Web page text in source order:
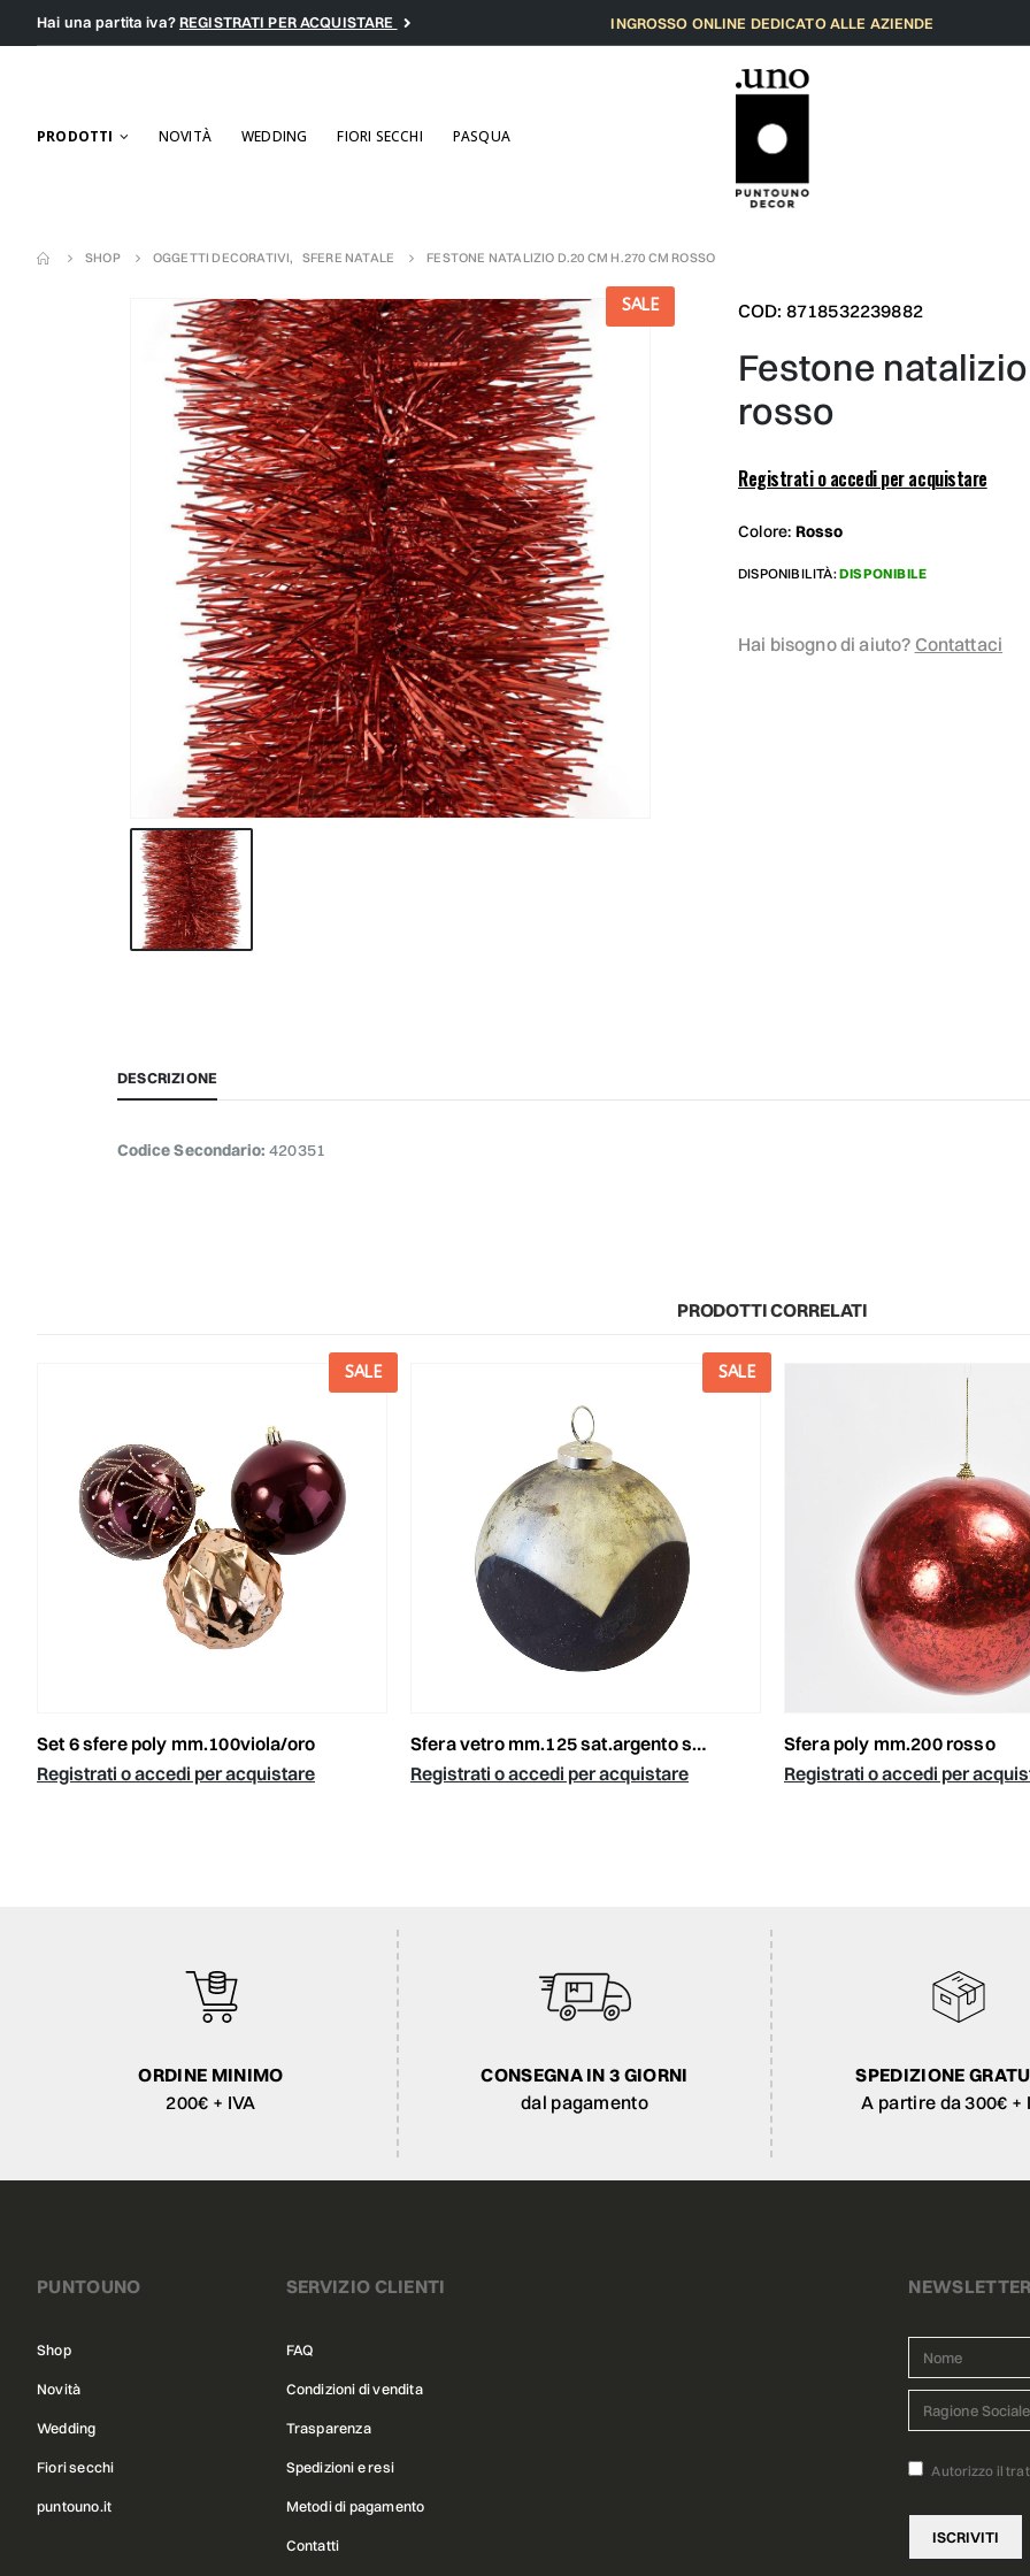
Hai una partita iva?REGISTRATI PER ACQUISTARE INGROSSO ONLINE DEDICATO ALLE AZIENDE
PRODOTTI NOVITÀ WEDDING FIORI SECCHI PASQUA
SHOP OGGETTI DECORATIVI, SFERE NATALE FESTONE NATALIZIO D.20 CM H.270 CM ROSSO
SALE COD: 8718532239882
festone natalizio d.20 cm h.270 cm
rosso
Registrati o accedi per acquistare
Colore: Rosso
DISPONIBILITÀ:DISPONIBILE
Hai bisogno di aiuto? Contattaci
DESCRIZIONE
Codice Secondario: 420351
PRODOTTI CORRELATI
SALE
set 6 sfere poly mm.100viola/oro
Registrati o accedi per acquistare
SALE
sfera vetro mm.125 sat.argento scuro
Registrati o accedi per acquistare
sfera poly mm.200 rosso
Registrati o accedi per
ORDINE MINIMO
200€ + IVA
CONSEGNA IN 3 GIORNI
dal pagamento
SPEDIZIONE
A partire da 300€ +
PUNTOUNO
Shop
Novità
Wedding
Fiori secchi
puntouno.it
SERVIZIO CLIENTI
FAQ
Condizioni di vendita
Trasparenza
Spedizioni e resi
Metodi di pagamento
Contatti
NEWSLETTER
Autorizzo il